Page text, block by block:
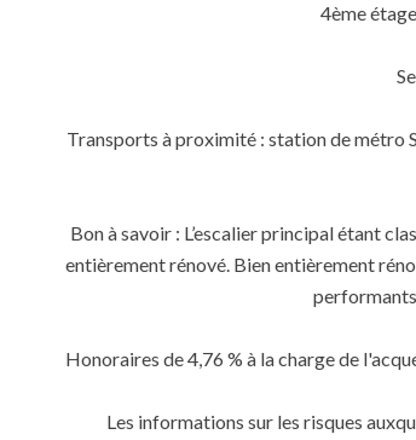
4ème
Transports à proximité : station de métro
Bon à savoir : L’escalier principal étant
entièrement rénové. Bien entièrement
Honoraires de 4,76 % à la charge de
Les informations sur les risques